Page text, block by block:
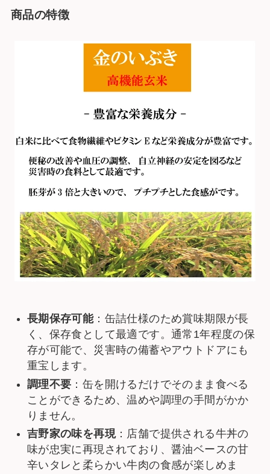
商品の特徴
長期保存可能：缶詰仕様のため賞味期限が長
く、保存食として最適です。通常1年程度の保
存が可能で、災害時の備蓄やアウトドアにも
重宝します。
調理不要 ：缶を開けるだけでそのまま食べる
ことができるため、温めや調理の手間がかか
りません。
吉野家の味を再現：店舗で提供される牛丼の
味が忠実に再現されており、醤油ベースの甘
辛いタレと柔らかい牛肉の食感が楽しめま